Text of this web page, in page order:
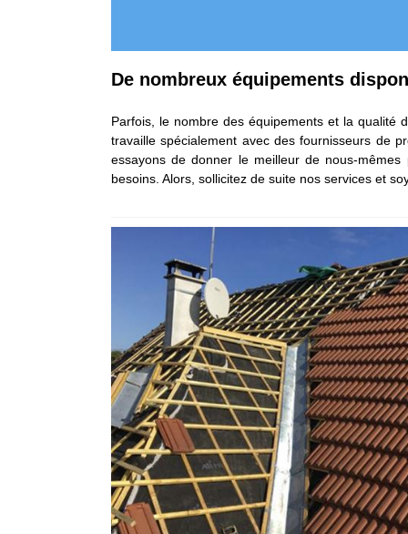
De nombreux équipements
Parfois, le nombre des équipements et la qualité
travaille spécialement avec des fournisseurs de
essayons de donner le meilleur de nous-
besoins. Alors, sollicitez de suite nos services et